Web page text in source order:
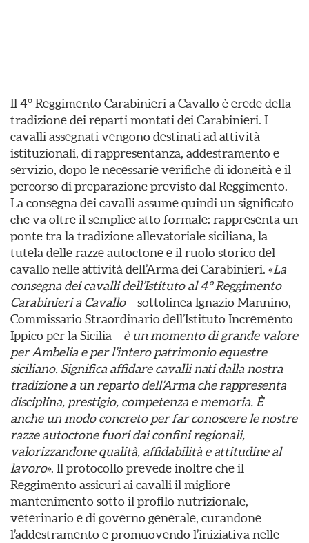
Il 4° Reggimento Carabinieri a Cavallo è erede della
tradizione dei reparti montati dei Carabinieri. I
cavalli assegnati vengono destinati ad attività
istituzionali, di rappresentanza, addestramento e
servizio, dopo le necessarie verifiche di idoneità e il
percorso di preparazione previsto dal Reggimento.
La consegna dei cavalli assume quindi un significato
che va oltre il semplice atto formale: rappresenta un
ponte tra la tradizione allevatoriale siciliana, la
tutela delle razze autoctone e il ruolo storico del
cavallo nelle attività dell’Arma dei Carabinieri. «La
consegna dei cavalli dell’Istituto al 4° Reggimento
Carabinieri a Cavallo– sottolinea Ignazio Mannino,
Commissario Straordinario dell’Istituto Incremento
Ippico per la Sicilia – è un momento di grande valore
per Ambelia e per l’intero patrimonio equestre
siciliano. Significa affidare cavalli nati dalla nostra
tradizione a un reparto dell’Arma che rappresenta
disciplina, prestigio, competenza e memoria. È
anche un modo concreto per far conoscere le nostre
razze autoctone fuori dai confini regionali,
valorizzandone qualità, affidabilità e attitudine al
lavoro». Il protocollo prevede inoltre che il
Reggimento assicuri ai cavalli il migliore
mantenimento sotto il profilo nutrizionale,
veterinario e di governo generale, curandone
l’addestramento e promuovendo l’iniziativa nelle